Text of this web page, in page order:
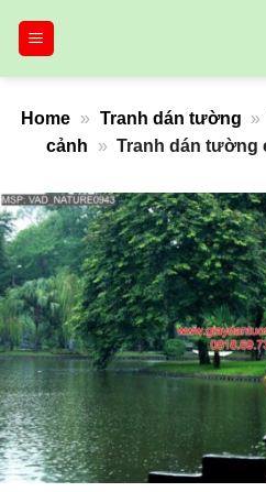
Home » Tranh dán tường »
cảnh
» Tranh dán tường